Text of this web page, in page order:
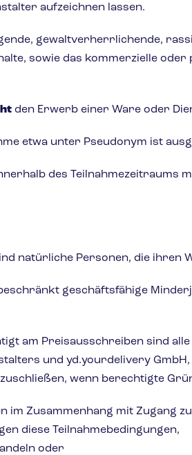
aufzeichnen lassen.
gewaltverherrlichende,
sowie das kommerzielle
den Erwerb einer Ware oder
etwa unter Pseudonym ist
des Teilnahmezeitraums
natürliche Personen, die ihren
geschäftsfähige
am Preisausschreiben sind
und yd.yourdelivery
wenn berechtigte
im Zusammenhang mit Zugang
diese Teilnahmebedingungen,
oder